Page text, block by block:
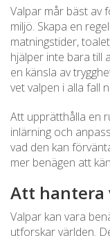
Valpar mår bäst av
miljö. Skapa en
matningstider,
hjälper inte bara till
en känsla av
vet valpen i alla fall
Att upprätthålla en
inlärning och
vad den kan
mer benägen att
Att hantera
Valpar kan vara
utforskar världen.